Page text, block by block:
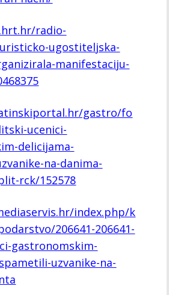
radio-
ugostiteljska-
manifestaciju-
gastro/fo
ucenici-
delicijama-
na-danima-
rck/152578
index.php/k
206641-206641-
gastronomskim-
uzvanike-na-